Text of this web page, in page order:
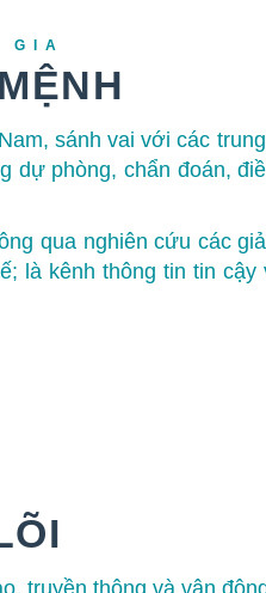
GIA
sánh vai với các
phòng, chẩn đoán,
qua nghiên cứu các
là kênh thông tin tin